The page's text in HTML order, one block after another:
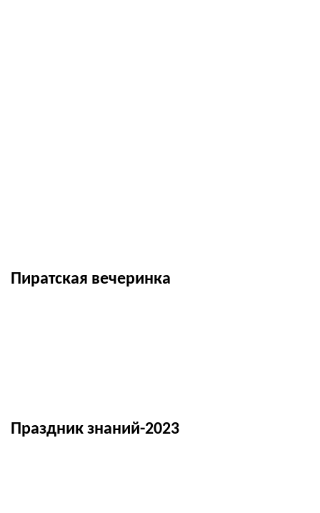
Пиратская вечеринка
Праздник знаний-2023